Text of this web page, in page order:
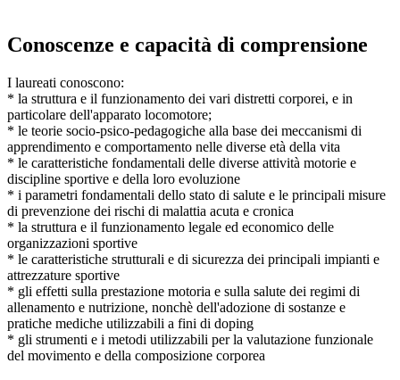
Conoscenze e capacità di comprensione
I laureati conoscono:
* la struttura e il funzionamento dei vari distretti corporei, e in
particolare dell'apparato locomotore;
* le teorie socio-psico-pedagogiche alla base dei meccanismi di
apprendimento e comportamento nelle diverse età della vita
* le caratteristiche fondamentali delle diverse attività motorie e
discipline sportive e della loro evoluzione
* i parametri fondamentali dello stato di salute e le principali misure
di prevenzione dei rischi di malattia acuta e cronica
* la struttura e il funzionamento legale ed economico delle
organizzazioni sportive
* le caratteristiche strutturali e di sicurezza dei principali impianti e
attrezzature sportive
* gli effetti sulla prestazione motoria e sulla salute dei regimi di
allenamento e nutrizione, nonchè dell'adozione di sostanze e
pratiche mediche utilizzabili a fini di doping
* gli strumenti e i metodi utilizzabili per la valutazione funzionale
del movimento e della composizione corporea